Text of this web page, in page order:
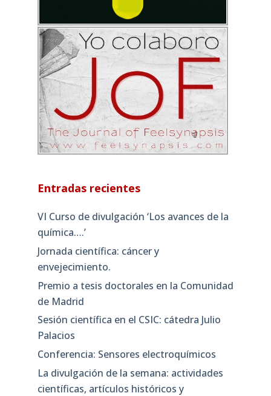
Entradas recientes
VI Curso de divulgación ‘Los avances de la
química….’
Jornada científica: cáncer y
envejecimiento.
Premio a tesis doctorales en la Comunidad
de Madrid
Sesión científica en el CSIC: cátedra Julio
Palacios
Conferencia: Sensores electroquímicos
La divulgación de la semana: actividades
científicas, artículos históricos y